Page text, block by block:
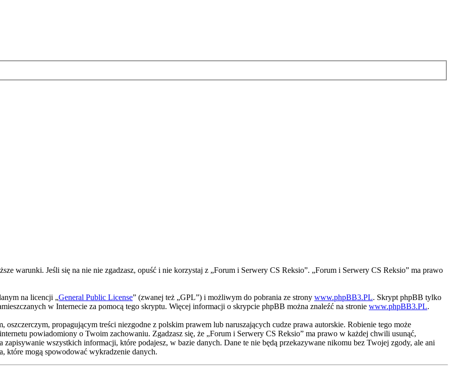
warunki. Jeśli się na nie nie zgadzasz, opuść i nie korzystaj z „Forum i Serwery CS Reksio”. „Forum i Serwery CS Reksio” ma prawo
na licencji „General Public License” (zwanej też „GPL”) i możliwym do pobrania ze strony www.phpBB3.PL. Skrypt phpBB tylko
w Internecie za pomocą tego skryptu. Więcej informacji o skrypcie phpBB można znaleźć na stronie www.phpBB3.PL.
propagującym treści niezgodne z polskim prawem lub naruszających cudze prawa autorskie. Robienie tego może
powiadomiony o Twoim zachowaniu. Zgadzasz się, że „Forum i Serwery CS Reksio” ma prawo w każdej chwili usunąć,
wszystkich informacji, które podajesz, w bazie danych. Dane te nie będą przekazywane nikomu bez Twojej zgody, ale ani
które mogą spowodować wykradzenie danych.